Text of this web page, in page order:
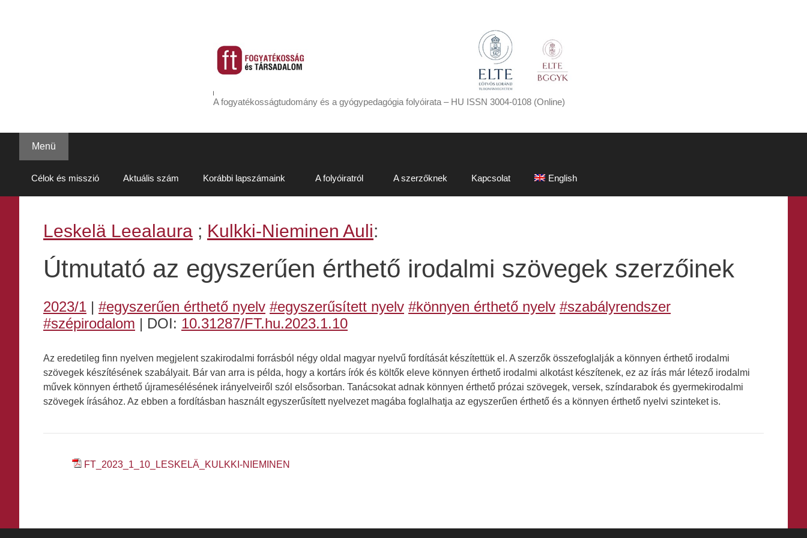
A fogyatékosságtudomány és a gyógypedagógia folyóirata – HU ISSN 3004-0108 (Online)
Menü
Célok és misszió Aktuális szám Korábbi lapszámaink A folyóiratról A szerzőknek Kapcsolat English
Leskelä Leealaura ; Kulkki-Nieminen Auli:
Útmutató az egyszerűen érthető irodalmi szövegek szerzőinek
2023/1 | #egyszerűen érthető nyelv #egyszerűsített nyelv #könnyen érthető nyelv #szabályrendszer
#szépirodalom | DOI: 10.31287/FT.hu.2023.1.10
Az eredetileg finn nyelven megjelent szakirodalmi forrásból négy oldal magyar nyelvű fordítását készítettük el. A szerzők összefoglalják a könnyen érthető irodalmi
szövegek készítésének szabályait. Bár van arra is példa, hogy a kortárs írók és költők eleve könnyen érthető irodalmi alkotást készítenek, ez az írás már létező irodalmi
művek könnyen érthető újramesélésének irányelveiről szól elsősorban. Tanácsokat adnak könnyen érthető prózai szövegek, versek, színdarabok és gyermekirodalmi
szövegek írásához. Az ebben a fordításban használt egyszerűsített nyelvezet magába foglalhatja az egyszerűen érthető és a könnyen érthető nyelvi szinteket is.
FT_2023_1_10_LESKELÄ_KULKKI-NIEMINEN